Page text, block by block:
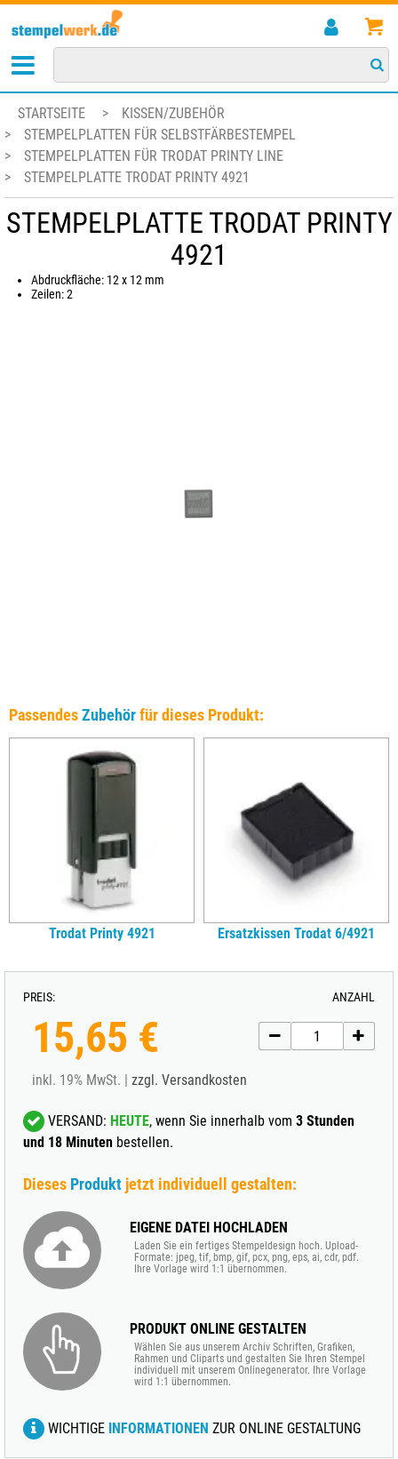
STARTSEITE >
KISSEN/ZUBEHÖR
>
STEMPELPLATTEN FÜR SELBSTFÄRBESTEMPEL
>
STEMPELPLATTEN FÜR TRODAT PRINTY LINE
>
STEMPELPLATTE TRODAT PRINTY 4921
STEMPELPLATTE TRODAT PRINTY
4921
Abdruckfläche: 12 x 12 mm
Zeilen: 2
PassendesZubehörfür dieses Produkt:
Trodat Printy 4921 Ersatzkissen Trodat 6/4921
PREIS:
15,65 €
inkl. 19% MwSt. | zzgl. Versandkosten
VERSAND: HEUTE, wenn Sie innerhalb vom 3 Stunden
und 18 Minuten bestellen.
ANZAHL
Dieses Produkt jetzt individuell gestalten:
EIGENE DATEI HOCHLADEN
Laden Sie ein fertiges Stempeldesign hoch. Upload-
Formate: jpeg, tif, bmp, gif, pcx, png, eps, ai, cdr, pdf.
Ihre Vorlage wird 1:1 übernommen.
PRODUKT ONLINE GESTALTEN
Wählen Sie aus unserem Archiv Schriften, Grafiken,
Rahmen und Cliparts und gestalten Sie Ihren Stempel
individuell mit unserem Onlinegenerator. Ihre Vorlage
wird 1:1 übernommen.
WICHTIGE INFORMATIONEN ZUR ONLINE GESTALTUNG